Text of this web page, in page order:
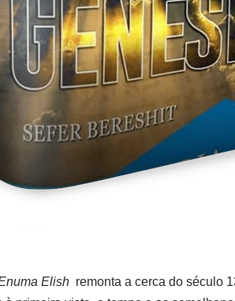
Elish remonta a cerca do século